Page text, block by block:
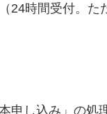
24時間受付。
申し込み」の処